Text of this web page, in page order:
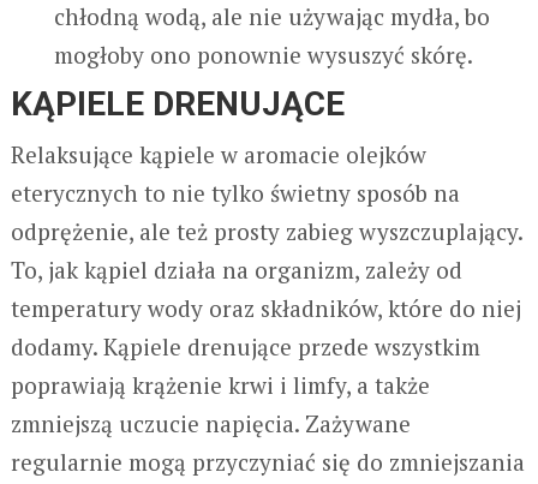
chłodną wodą, ale nie używając mydła, bo
mogłoby ono ponownie wysuszyć skórę.
KĄPIELE DRENUJĄCE
Relaksujące kąpiele w aromacie olejków
eterycznych to nie tylko świetny sposób na
odprężenie, ale też prosty zabieg wyszczuplający.
To, jak kąpiel działa na organizm, zależy od
temperatury wody oraz składników, które do niej
dodamy. Kąpiele drenujące przede wszystkim
poprawiają krążenie krwi i limfy, a także
zmniejszą uczucie napięcia. Zażywane
regularnie mogą przyczyniać się do zmniejszania